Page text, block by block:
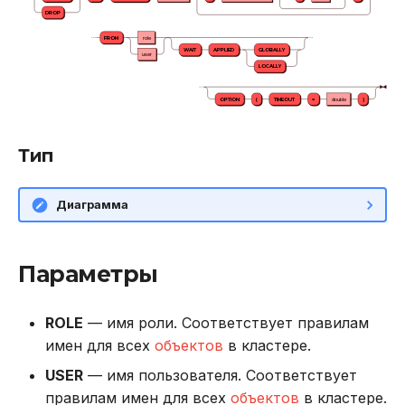
Использование журнала
Устранение неполадок
DROP
FROM role
user
WAIT APPLIED GLOBALLY
LOCALLY
OPTION ( TIMEOUT = double )
Тип
Диаграмма
Параметры
ROLE — имя роли. Соответствует правилам
имен для всех объектов в кластере.
USER — имя пользователя. Соответствует
правилам имен для всех объектов в кластере.